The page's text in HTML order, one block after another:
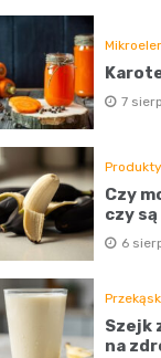
7
Produkty
Czy
czy
6
Szejk
na